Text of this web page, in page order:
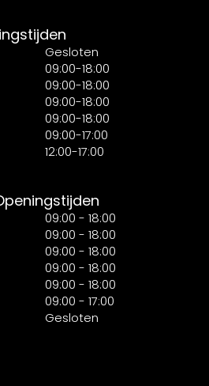
Gesloten
09:00-18:00
09:00-18:00
09:00-18:00
09:00-18:00
09:00-17:00
12:00-17:00
09:00 - 18:00
09:00 - 18:00
09:00 - 18:00
09:00 - 18:00
09:00 - 18:00
09:00 - 17:00
Gesloten